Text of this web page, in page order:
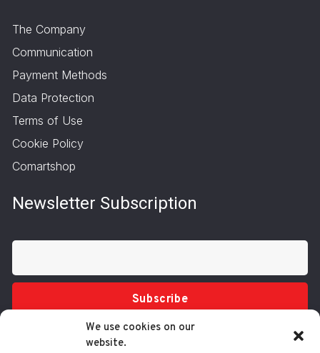
We use cookies on our
website.
The Company
Communication
Payment Methods
Data Protection
Terms of Use
Cookie Policy
Comartshop
Newsletter Subscription
Subscribe